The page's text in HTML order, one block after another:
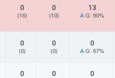
0
(16)
0
(10)
13
A G: 90%
0
(0)
0
(0)
0
A G: 67%
0 0 0